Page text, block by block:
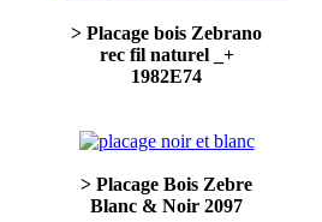
> Placage bois Zebrano
rec fil naturel _+
1982E74
> Placage Bois Zebre
Blanc & Noir 2097